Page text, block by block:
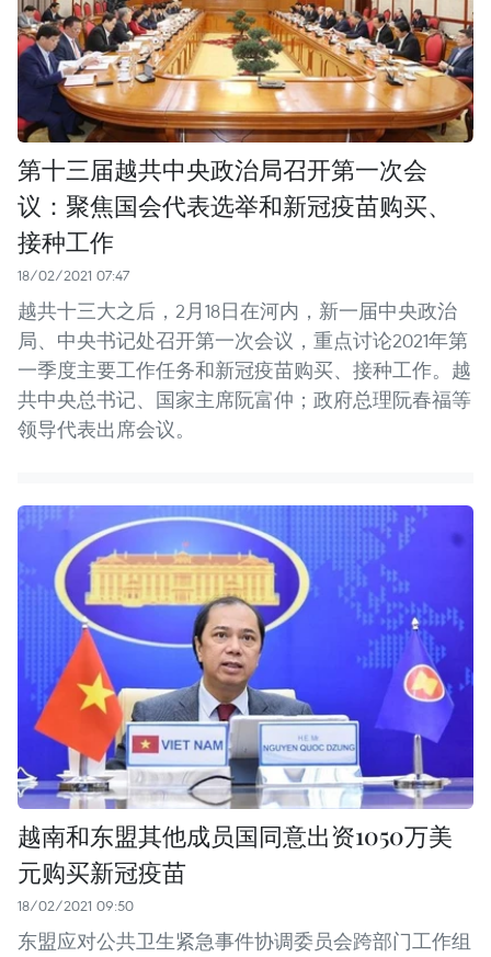
第十三届越共中央政治局召开第一次会
议：聚焦国会代表选举和新冠疫苗购买、
接种工作
18/02/2021 07:47
越共十三大之后，2月18日在河内，新一届中央政治
局、中央书记处召开第一次会议，重点讨论2021年第
一季度主要工作任务和新冠疫苗购买、接种工作。越
共中央总书记、国家主席阮富仲；政府总理阮春福等
领导代表出席会议。
越南和东盟其他成员国同意出资1050万美
元购买新冠疫苗
18/02/2021 09:50
东盟应对公共卫生紧急事件协调委员会跨部门工作组